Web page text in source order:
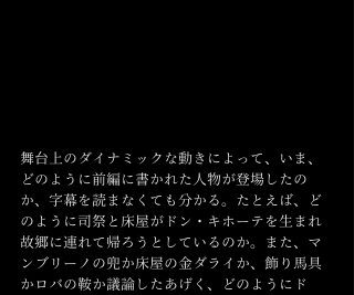
舞台上のダイナミックな動きによって、いま、
どのように前編に書かれた人物が登場したの
か、字幕を読まなくても分かる。たとえば、ど
のように司祭と床屋がドン・キホーテを生まれ
故郷に連れて帰ろうとしているのか。また、マ
ンブリーノの兜か床屋の金ダライか、飾り馬具
かロバの鞍か議論したあげく、どのようにド